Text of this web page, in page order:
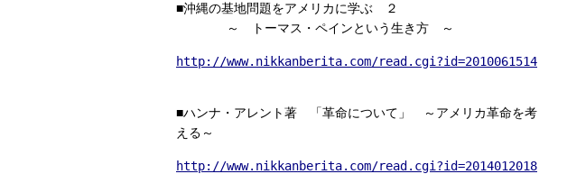
■沖縄の基地問題をアメリカに学ぶ ２
～ トーマス・ペインという生き方 ～
http://www.nikkanberita.com/read.cgi?id=201006151440112
■ハンナ・アレント著 「革命について」 ～アメリカ革命を考
える～
http://www.nikkanberita.com/read.cgi?id=201401201800171